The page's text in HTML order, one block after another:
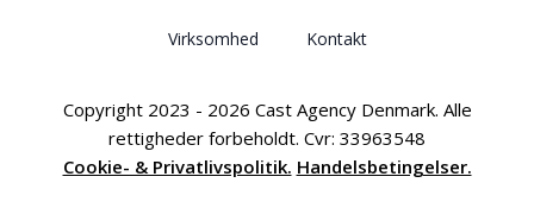
Virksomhed Kontakt
Copyright 2023 - 2026 Cast Agency Denmark. Alle
rettigheder forbeholdt. Cvr: 33963548
Cookie- & Privatlivspolitik. Handelsbetingelser.